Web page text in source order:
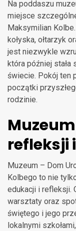
Na poddaszu
miejsce
Maksymilian
kołyska, ołtarzyk
jest niezwykle
która później stała
świecie. Pokój ten
początki
rodzinie.
refleksji
Muzeum – Dom
Kolbego to nie
edukacji i refleksji.
warsztaty oraz
świętego i jego
lokalnymi